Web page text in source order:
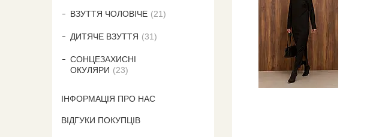
ВЗУТТЯ ЧОЛОВІЧЕ 21
ДИТЯЧЕ ВЗУТТЯ 31
СОНЦЕЗАХИСНІ
ОКУЛЯРИ
23
ІНФОРМАЦІЯ ПРО НАС
ВІДГУКИ ПОКУПЦІВ